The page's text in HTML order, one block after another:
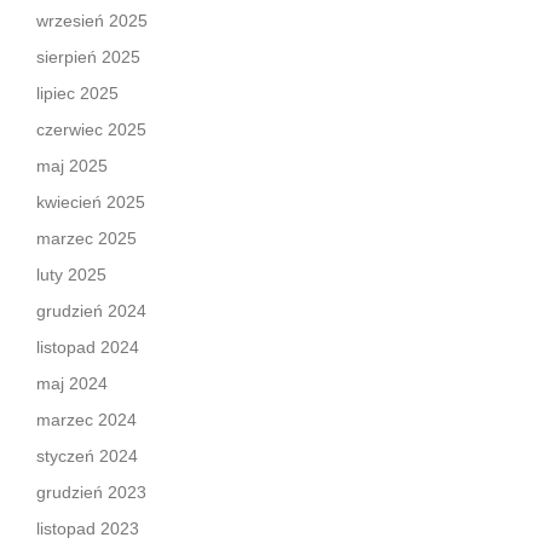
wrzesień 2025
sierpień 2025
lipiec 2025
czerwiec 2025
maj 2025
kwiecień 2025
marzec 2025
luty 2025
grudzień 2024
listopad 2024
maj 2024
marzec 2024
styczeń 2024
grudzień 2023
listopad 2023